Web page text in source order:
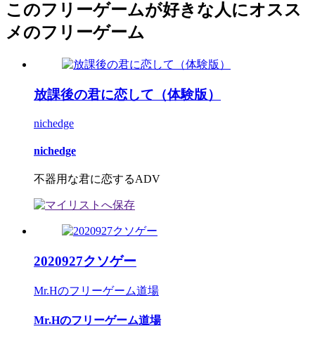
このフリーゲームが好きな人にオスス
メのフリーゲーム
放課後の君に恋して（体験版）
nichedge
nichedge
不器用な君に恋するADV
2020927クソゲー
Mr.Hのフリーゲーム道場
Mr.Hのフリーゲーム道場